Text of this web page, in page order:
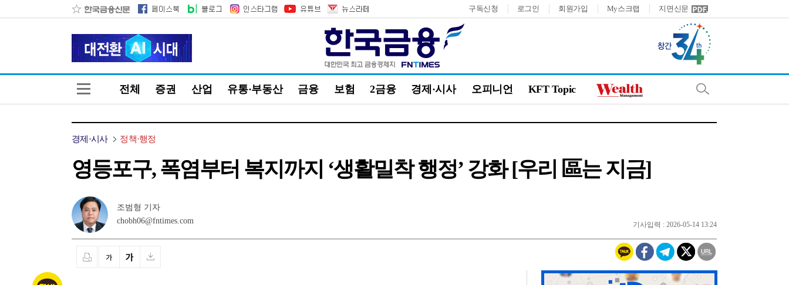
구독신청 로그인 회원가입 My스크랩 지면신문
전체 증권 산업 유통·부동산 금융 보험 2금융 경제·시사 오피니언 KFT Topic
경제·시사 정책·행정
영등포구, 폭염부터 복지까지 ‘생활밀착 행정’ 강화 [우리 區는 지금]
조범형 기자
chobh06@fntimes.com
기사입력 : 2026-05-14 13:24